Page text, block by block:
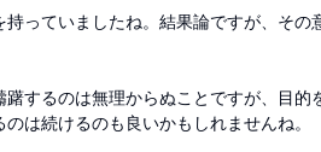
っていましたね。結果論ですが、その
するのは無理からぬことですが、目的
は続けるのも良いかもしれませんね。